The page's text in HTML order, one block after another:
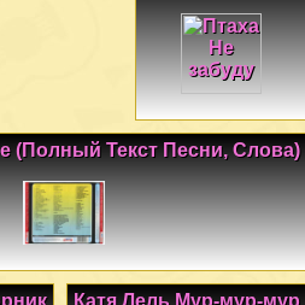
(Полный Текст Песни, Слова)
Катя Лель Мур-мур-мур